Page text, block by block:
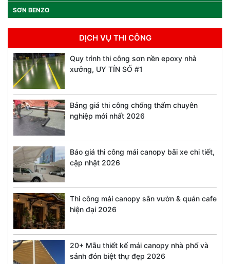
SƠN BENZO
DỊCH VỤ THI CÔNG
Quy trình thi công sơn nền epoxy nhà
xưởng, UY TÍN SỐ #1
Bảng giá thi công chống thấm chuyên
nghiệp mới nhất 2026
Báo giá thi công mái canopy bãi xe chi tiết,
cập nhật 2026
Thi công mái canopy sân vườn & quán cafe
hiện đại 2026
20+ Mẫu thiết kế mái canopy nhà phố và
sảnh đón biệt thự đẹp 2026